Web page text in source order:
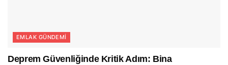
EMLAK GÜNDEMI
Deprem Güvenliğinde Kritik Adım: Bina